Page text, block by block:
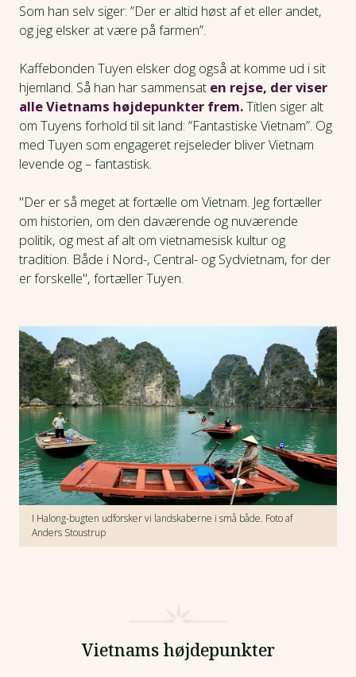
Som han selv siger: ”Der er altid høst af et eller andet,
og jeg elsker at være på farmen”.
Kaffebonden Tuyen elsker dog også at komme ud i sit
hjemland. Så han har sammensat en rejse, der viser
alle Vietnams højdepunkter frem.Titlen siger alt
om Tuyens forhold til sit land: ”Fantastiske Vietnam”. Og
med Tuyen som engageret rejseleder bliver Vietnam
levende og – fantastisk.
"Der er så meget at fortælle om Vietnam. Jeg fortæller
om historien, om den daværende og nuværende
politik, og mest af alt om vietnamesisk kultur og
tradition. Både i Nord-, Central- og Sydvietnam, for der
er forskelle", fortæller Tuyen.
I Halong-bugten udforsker vi landskaberne i små både. Foto af
Anders Stoustrup
Vietnams højdepunkter